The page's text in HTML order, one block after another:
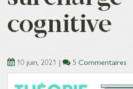
cognitive
10 juin, 2021 | 5 Commentaires